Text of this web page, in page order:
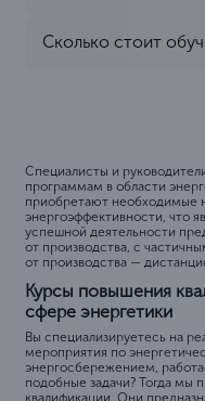
Сколько стоит
Специалисты и
программам в области
приобретают необходимые
энергоэффективности, что
успешной деятельности
от производства, с
от производства —
Курсы повышения
сфере энергетики
Вы специализируетесь на
мероприятия по
энергосбережением,
подобные задачи? Тогда мы
квалификации. Они